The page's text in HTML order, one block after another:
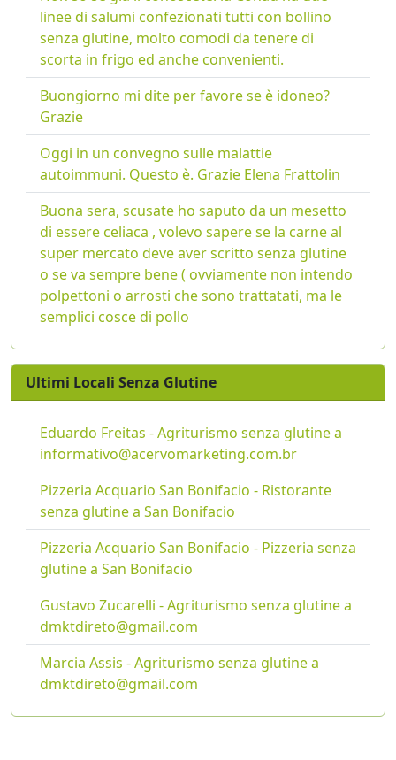
linee di salumi confezionati tutti con bollino
senza glutine, molto comodi da tenere di
scorta in frigo ed anche convenienti.
Buongiorno mi dite per favore se è idoneo?
Grazie
Oggi in un convegno sulle malattie
autoimmuni. Questo è. Grazie Elena Frattolin
Buona sera, scusate ho saputo da un mesetto
di essere celiaca , volevo sapere se la carne al
super mercato deve aver scritto senza glutine
o se va sempre bene ( ovviamente non intendo
polpettoni o arrosti che sono trattatati, ma le
semplici cosce di pollo
Ultimi Locali Senza Glutine
Eduardo Freitas - Agriturismo senza glutine a
informativo@acervomarketing.com.br
Pizzeria Acquario San Bonifacio - Ristorante
senza glutine a San Bonifacio
Pizzeria Acquario San Bonifacio - Pizzeria senza
glutine a San Bonifacio
Gustavo Zucarelli - Agriturismo senza glutine a
dmktdireto@gmail.com
Marcia Assis - Agriturismo senza glutine a
dmktdireto@gmail.com